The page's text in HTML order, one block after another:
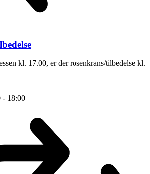
kl. 17.00, er der rosenkrans/tilbedelse kl.
- 18:00